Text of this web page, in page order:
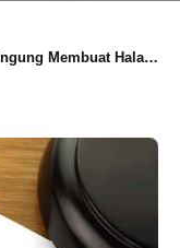
Membuat Halaman “Disclosure Policy”? Minta DIbuatkan Saja Disini GRATIS